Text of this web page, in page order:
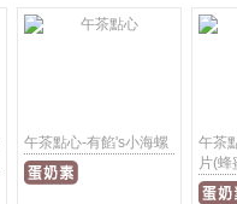
午茶點心-有餡's小海螺
午茶
片(蜂